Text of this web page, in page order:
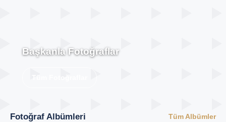
Başkanla Fotoğraflar
Fotoğraf Albümleri Tüm Albümler